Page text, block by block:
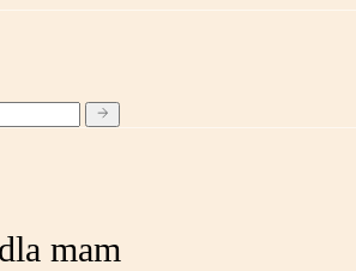
mam